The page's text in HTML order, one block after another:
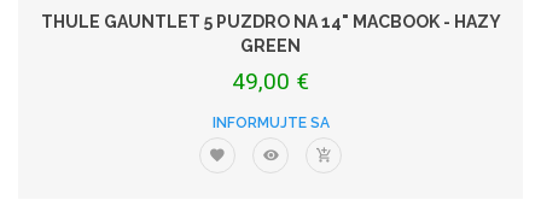
THULE GAUNTLET 5 PUZDRO NA 14" MACBOOK - HAZY
GREEN
49,00 €
INFORMUJTE SA